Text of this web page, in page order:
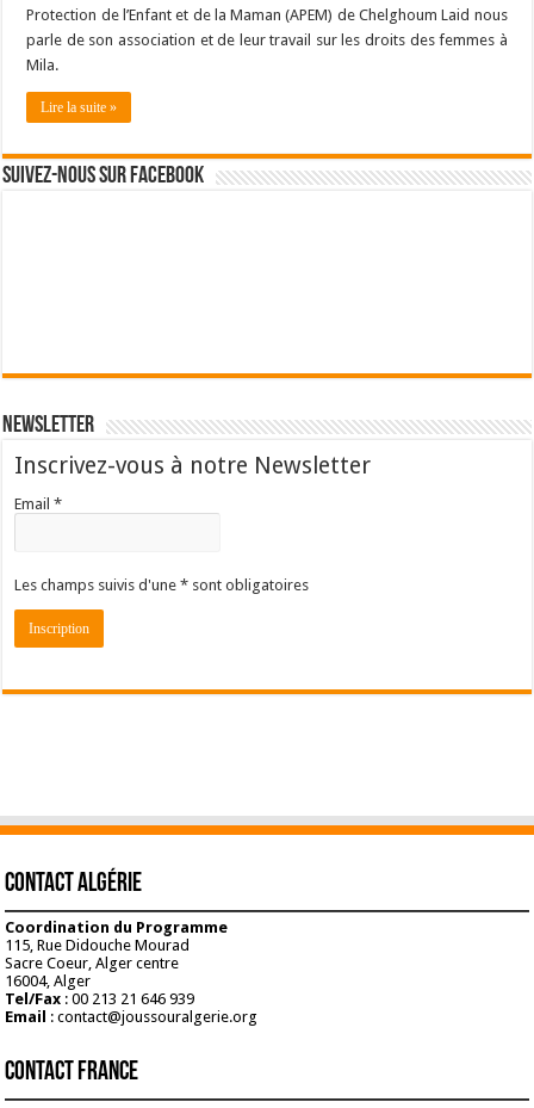
Protection de l’Enfant et de la Maman (APEM) de Chelghoum Laid nous
parle de son association et de leur travail sur les droits des femmes à
Mila.
Lire la suite »
Suivez-nous sur Facebook
Newsletter
Inscrivez-vous à notre Newsletter
Email *
Les champs suivis d'une * sont obligatoires
Contact Algérie
Coordination du Programme
115, Rue Didouche Mourad
Sacre Coeur, Alger centre
16004, Alger
Tel/Fax : 00 213 21 646 939
Email : contact@joussouralgerie.org
Contact France